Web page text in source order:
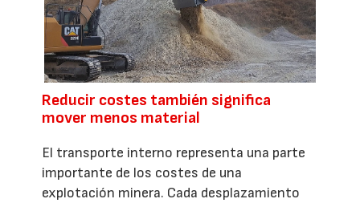
Reducir costes también significa
mover menos material
El transporte interno representa una parte
importante de los costes de una
explotación minera. Cada desplazamiento